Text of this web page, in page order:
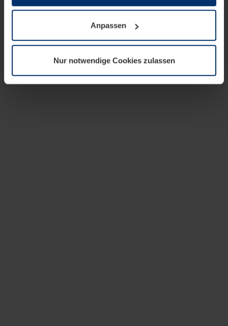
wenn diese für den Betrieb dieser Seite unbedingt
notwendig sind. Für alle anderen Cookie-Typen benötigen
wir Ihre Erlaubnis. Ihre Einwilligung können Sie jederzeit
Datenschutzerklärungunserer Website ändern oder
widerrufen.
Anpassen
Nur notwendige Cookies zulassen